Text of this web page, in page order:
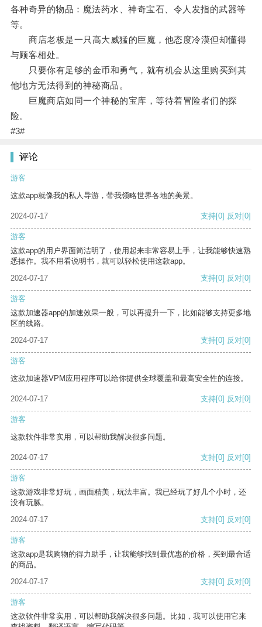
各种奇异的物品：魔法药水、神奇宝石、令人发指的武器等
等。
商店老板是一只高大威猛的巨魔，他态度冷漠但却懂得
与顾客相处。
只要你有足够的金币和勇气，就有机会从这里购买到其
他地方无法得到的神秘商品。
巨魔商店如同一个神秘的宝库，等待着冒险者们的探
险。
#3#
评论
游客
这款app就像我的私人导游，带我领略世界各地的美景。
2024-07-17 支持[0] 反对[0]
游客
这款app的用户界面简洁明了，使用起来非常容易上手，让我能够快速熟
悉操作。我不用看说明书，就可以轻松使用这款app。
2024-07-17
支持[0] 反对[0]
游客
这款加速器app的加速效果一般，可以再提升一下，比如能够支持更多地
区的线路。
2024-07-17
支持[0] 反对[0]
游客
这款加速器VPM应用程序可以给你提供全球覆盖和最高安全性的连接。
2024-07-17 支持[0] 反对[0]
游客
这款软件非常实用，可以帮助我解决很多问题。
2024-07-17 支持[0] 反对[0]
游客
这款游戏非常好玩，画面精美，玩法丰富。我已经玩了好几个小时，还
没有玩腻。
2024-07-17
支持[0] 反对[0]
游客
这款app是我购物的得力助手，让我能够找到最优惠的价格，买到最合适
的商品。
2024-07-17
支持[0] 反对[0]
游客
这款软件非常实用，可以帮助我解决很多问题。比如，我可以使用它来